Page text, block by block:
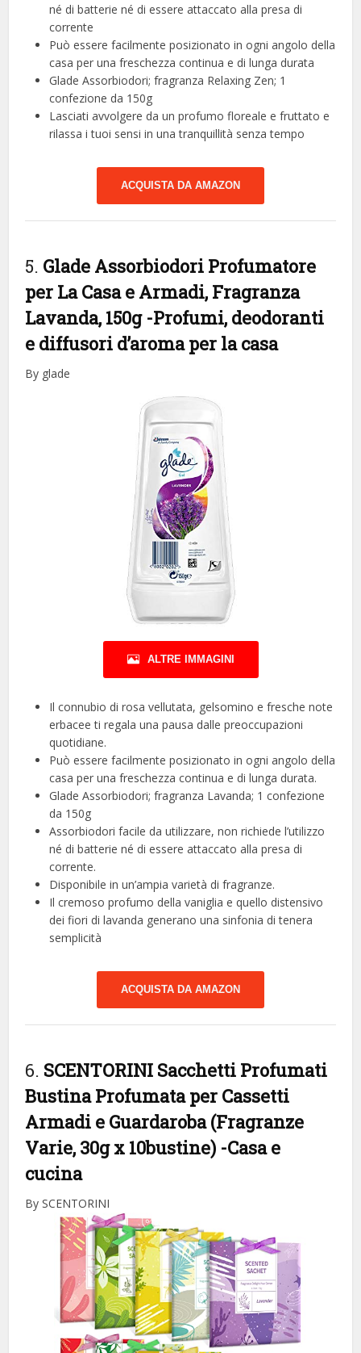
né di batterie né di essere attaccato alla presa di
corrente
Può essere facilmente posizionato in ogni angolo della
casa per una freschezza continua e di lunga durata
Glade Assorbiodori; fragranza Relaxing Zen; 1
confezione da 150g
Lasciati avvolgere da un profumo floreale e fruttato e
rilassa i tuoi sensi in una tranquillità senza tempo
ACQUISTA DA AMAZON
5. Glade Assorbiodori Profumatore
per La Casa e Armadi, Fragranza
Lavanda, 150g -Profumi, deodoranti
e diffusori d’aroma per la casa
By glade
ALTRE IMMAGINI
Il connubio di rosa vellutata, gelsomino e fresche note
erbacee ti regala una pausa dalle preoccupazioni
quotidiane.
Può essere facilmente posizionato in ogni angolo della
casa per una freschezza continua e di lunga durata.
Glade Assorbiodori; fragranza Lavanda; 1 confezione
da 150g
Assorbiodori facile da utilizzare, non richiede l’utilizzo
né di batterie né di essere attaccato alla presa di
corrente.
Disponibile in un’ampia varietà di fragranze.
Il cremoso profumo della vaniglia e quello distensivo
dei fiori di lavanda generano una sinfonia di tenera
semplicità
ACQUISTA DA AMAZON
6. SCENTORINI Sacchetti Profumati
Bustina Profumata per Cassetti
Armadi e Guardaroba (Fragranze
Varie, 30g x 10bustine) -Casa e
cucina
By SCENTORINI